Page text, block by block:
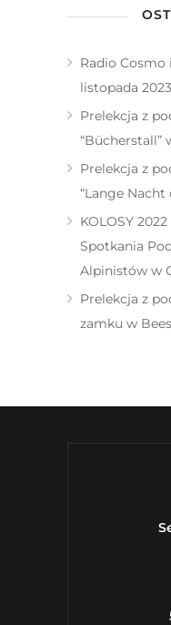
Radio Cosmo
listopada 2023
Prelekcja z
“Bücherstall”
Prelekcja z
“Lange
KOLOSY
Spotkania
Alpinistów w
Prelekcja z
zamku w